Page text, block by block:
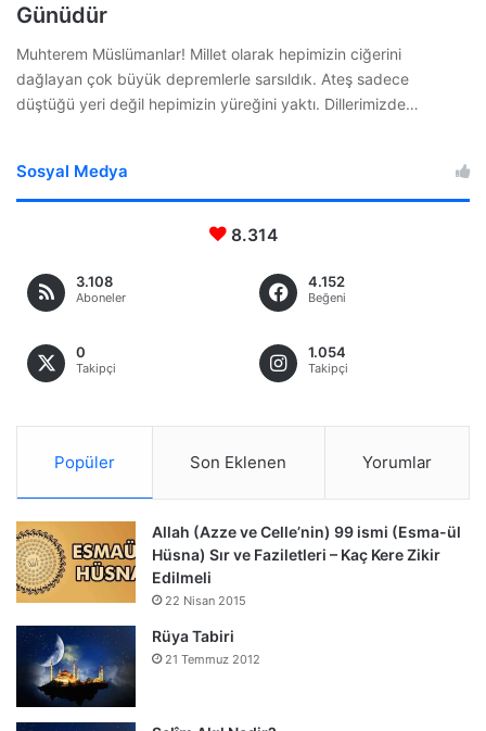
Günüdür
Muhterem Müslümanlar! Millet olarak hepimizin ciğerini
dağlayan çok büyük depremlerle sarsıldık. Ateş sadece
düştüğü yeri değil hepimizin yüreğini yaktı. Dillerimizde…
Sosyal Medya
8.314
3.108
Aboneler
4.152
Beğeni
0
Takipçi
1.054
Takipçi
Popüler Son Eklenen Yorumlar
Allah (Azze ve Celle’nin) 99 ismi (Esma-ül
Hüsna) Sır ve Faziletleri – Kaç Kere Zikir
Edilmeli
22 Nisan 2015
Rüya Tabiri
21 Temmuz 2012